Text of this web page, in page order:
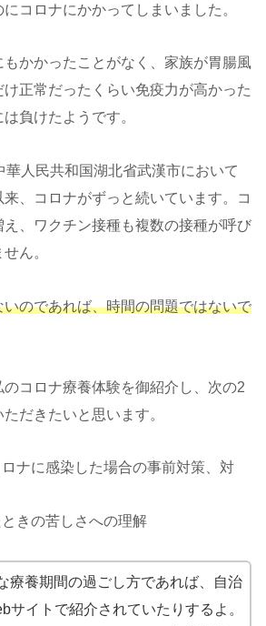
コロナにかかってしまいました。
かかったことがなく、家族が胃腸風
正常だったくらい免疫力が高かった
負けたようです。
人民共和国湖北省武漢市において
、コロナがずっと続いています。コ
え、ワクチン接種も複数の接種が呼び
ん。
いのであれば、時間の問題ではないで
コロナ療養体験を御紹介し、次の2
だきたいと思います。
ナに感染した場合の事前対策、対
きの苦しさへの理解
療養期間の過ごし方であれば、自治
サイトで紹介されていたりするよ。